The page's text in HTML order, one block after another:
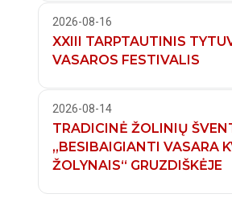
2026-08-16
XXIII TARPTAUTINIS
VASAROS FESTIVALIS
2026-08-14
TRADICINĖ ŽOLINIŲ
„BESIBAIGIANTI VASARA
ŽOLYNAIS“ GRUZDIŠKĖJE